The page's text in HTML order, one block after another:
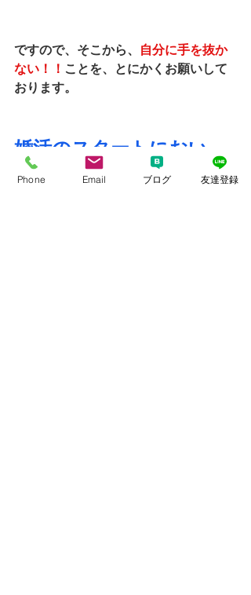
ですので、そこから、 自分に手を抜か
ない！！ ことを、とにかくお願いして
おります。
婚活のスタートにおい
て、
Phone Email ブログ 友達登録